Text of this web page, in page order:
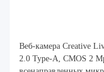
Веб-камера Creative
2.0 Type-A, CMOS 2